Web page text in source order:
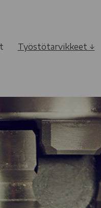
Työstötarvikkeet ↓